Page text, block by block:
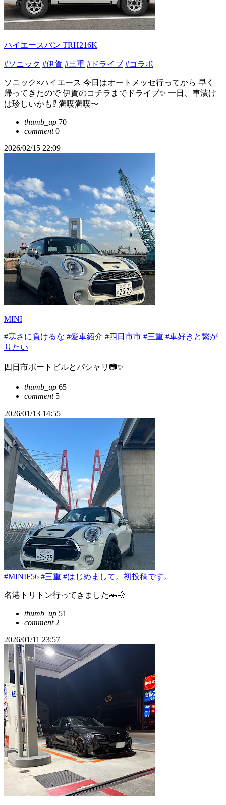
ハイエースバン TRH216K
#ソニック #伊賀 #三重 #ドライブ #コラボ
ソニック×ハイエース 今日はオートメッセ行ってから 早く
帰ってきたので 伊賀のコチラまでドライブ✨ 一日、車漬け
は珍しいかも⁉️ 満喫満喫〜
thumb_up 70
comment0
2026/02/15 22:09
MINI
#寒さに負けるな #愛車紹介 #四日市市 #三重 #車好きと繋が
りたい
四日市ポートビルとパシャリ📷✨
thumb_up 65
comment5
2026/01/13 14:55
#MINIF56 #三重 #はじめまして。初投稿です。
名港トリトン行ってきました🚗💨
thumb_up 51
comment2
2026/01/11 23:57